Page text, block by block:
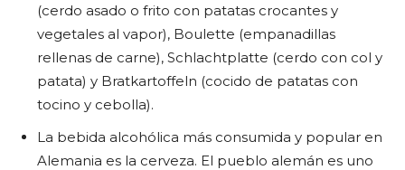
(cerdo asado o frito con patatas crocantes y
vegetales al vapor), Boulette (empanadillas
rellenas de carne), Schlachtplatte (cerdo con col y
patata) y Bratkartoffeln (cocido de patatas con
tocino y cebolla).
La bebida alcohólica más consumida y popular en
Alemania es la cerveza. El pueblo alemán es uno